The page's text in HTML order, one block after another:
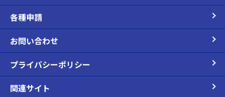
各種申請
お問い合わせ
プライバシーポリシー
関連サイト